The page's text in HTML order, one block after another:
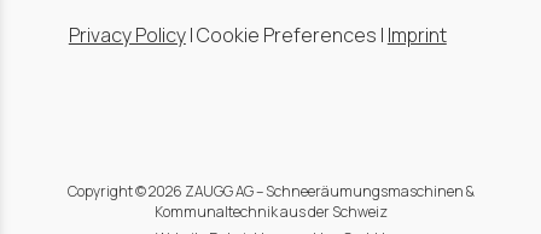
Privacy Policy|Cookie Preferences | Imprint
Copyright © 2026 ZAUGG AG – Schneeräumungsmaschinen &
Kommunaltechnik aus der Schweiz